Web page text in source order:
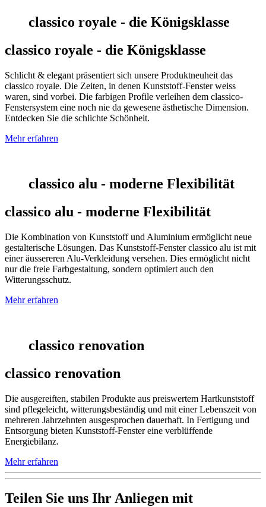
classico royale - die Königsklasse
classico royale - die Königsklasse
Schlicht & elegant präsentiert sich unsere Produktneuheit das
classico royale. Die Zeiten, in denen Kunststoff-Fenster weiss
waren, sind vorbei. Die farbigen Profile verleihen dem classico-
Fenstersystem eine noch nie da gewesene ästhetische Dimension.
Entdecken Sie die schlichte Schönheit.
Mehr erfahren
classico alu - moderne Flexibilität
classico alu - moderne Flexibilität
Die Kombination von Kunststoff und Aluminium ermöglicht neue
gestalterische Lösungen. Das Kunststoff-Fenster classico alu ist mit
einer äussereren Alu-Verkleidung versehen. Dies ermöglicht nicht
nur die freie Farbgestaltung, sondern optimiert auch den
Witterungsschutz.
Mehr erfahren
classico renovation
classico renovation
Die ausgereiften, stabilen Produkte aus preiswertem Hartkunststoff
sind pflegeleicht, witterungsbeständig und mit einer Lebenszeit von
mehreren Jahrzehnten ausgesprochen dauerhaft. In Fertigung und
Entsorgung bieten Kunststoff-Fenster eine verblüffende
Energiebilanz.
Mehr erfahren
Teilen Sie uns Ihr Anliegen mit